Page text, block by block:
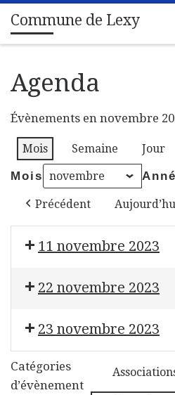
Passer au contenu
Commune de Lexy
Agenda
Évènements en novembre
Mois Semaine Jour
Mois
Précédent
11 novembre 2023
22 novembre 2023
23 novembre 2023
Catégories
d’évènement